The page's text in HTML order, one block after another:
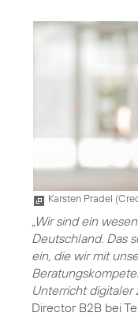
Karsten Pradel (
„Wir sind ein
Deutschland. Das
ein, die wir mit
Unterricht digitaler
Director B2B bei